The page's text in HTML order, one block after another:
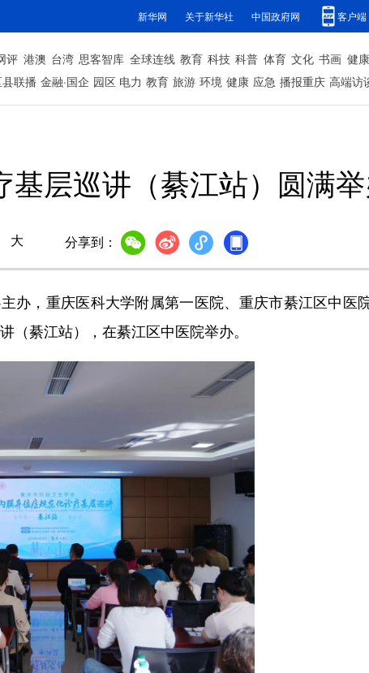
新华网 关于新华社 中国政府网 客户端
评 港澳 台湾 思客智库 全球连线 教育 科技 科普 体育 文化 书画 健康
县联播 金融·国企 园区 电力 教育 旅游 环境 健康 应急 播报重庆 高端访
层巡讲（綦江站）圆满
大 分享到：
，重庆医科大学附属第一医院、重庆市綦江区中医
綦江站），在綦江区中医院举办。